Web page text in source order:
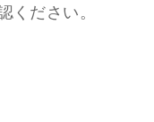
ください。